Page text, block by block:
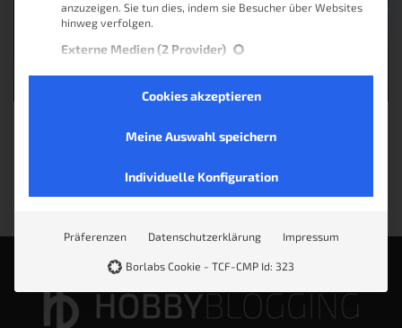
Keine Produkte gefunden.
anzuzeigen. Sie tun dies, indem sie Besucher über Websites
hinweg verfolgen.
Externe Medien(2 Provider)
externe Services akzeptiert werden, ist für den Zugriff auf
Cookies akzeptieren
Meine Auswahl speichern
Individuelle Konfiguration
Präferenzen Datenschutzerklärung Impressum
Borlabs Cookie - TCF-CMP Id: 323